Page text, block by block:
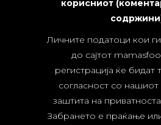
корисниот
Личните податоци кои
до сајтот
регистрација ќе бидат
согласност со нашиот
заштита на
Забрането е праќање